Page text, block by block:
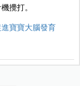
攪打。
寶寶大腦發育